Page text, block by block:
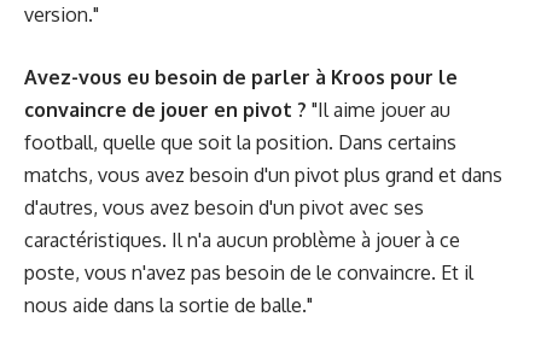
version."
Avez-vous eu besoin de parler à Kroos pour le
convaincre de jouer en pivot ? "Il aime jouer au
football, quelle que soit la position. Dans certains
matchs, vous avez besoin d'un pivot plus grand et dans
d'autres, vous avez besoin d'un pivot avec ses
caractéristiques. Il n'a aucun problème à jouer à ce
poste, vous n'avez pas besoin de le convaincre. Et il
nous aide dans la sortie de balle."